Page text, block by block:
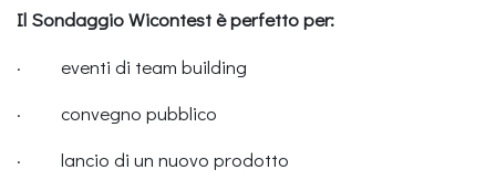
Il Sondaggio Wicontest è perfetto per:
· eventi di team building
· convegno pubblico
· lancio di un nuovo prodotto